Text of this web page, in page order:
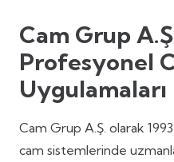
Cam Grup
Profesyonel
Uygulamaları
Cam Grup A.Ş. olarak
cam sistemlerinde